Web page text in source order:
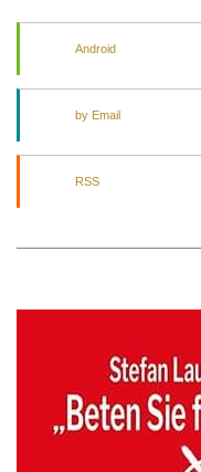
Android
by Email
RSS